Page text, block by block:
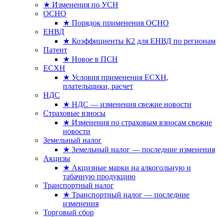
★ Изменения по УСН
ОСНО
★ Порядок применения ОСНО
ЕНВД
★ Коэффициенты К2 для ЕНВД по регионам
Патент
★ Новое в ПСН
ЕСХН
★ Условия применения ЕСХН,
плательщики, расчет
НДС
★ НДС — изменения свежие новости
Страховые взносы
★ Изменения по страховым взносам свежие
новости
Земельный налог
★ Земельный налог — последние изменения
Акцизы
★ Акцизные марки на алкогольную и
табачную продукцию
Транспортный налог
★ Транспортный налог — последние
изменения
Торговый сбор